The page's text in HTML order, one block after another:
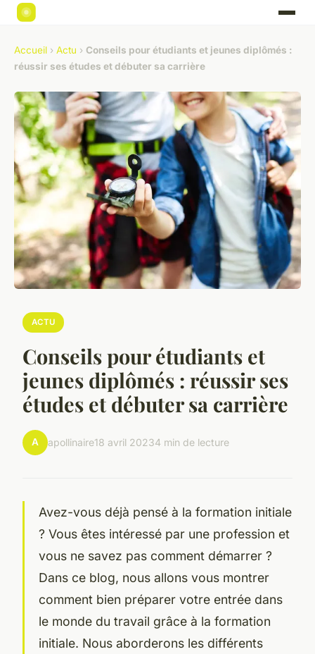
Accueil › Actu › Conseils pour étudiants et jeunes diplômés :
réussir ses études et débuter sa carrière
ACTU
Conseils pour étudiants et
jeunes diplômés : réussir ses
études et débuter sa carrière
A apollinaire18 avril 20234 min de lecture
Avez-vous déjà pensé à la formation initiale
? Vous êtes intéressé par une profession et
vous ne savez pas comment démarrer ?
Dans ce blog, nous allons vous montrer
comment bien préparer votre entrée dans
le monde du travail grâce à la formation
initiale. Nous aborderons les différents